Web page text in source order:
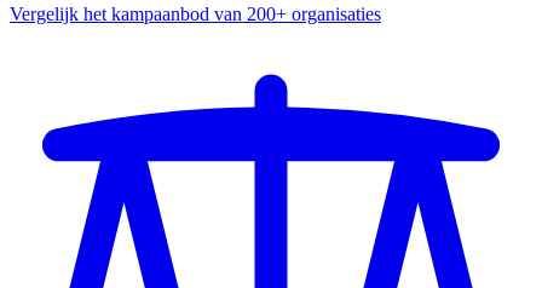
Vergelijk het kampaanbod van 200+ organisaties